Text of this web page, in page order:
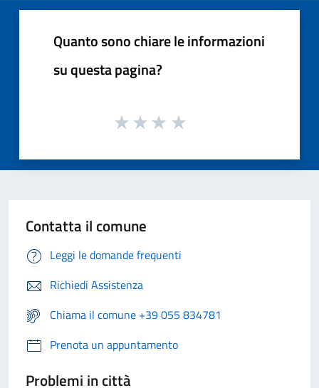
Quanto sono chiare le informazioni
su questa pagina?
Contatta il comune
Leggi le domande frequenti
Richiedi Assistenza
Chiama il comune +39 055 834781
Prenota un appuntamento
Problemi in città